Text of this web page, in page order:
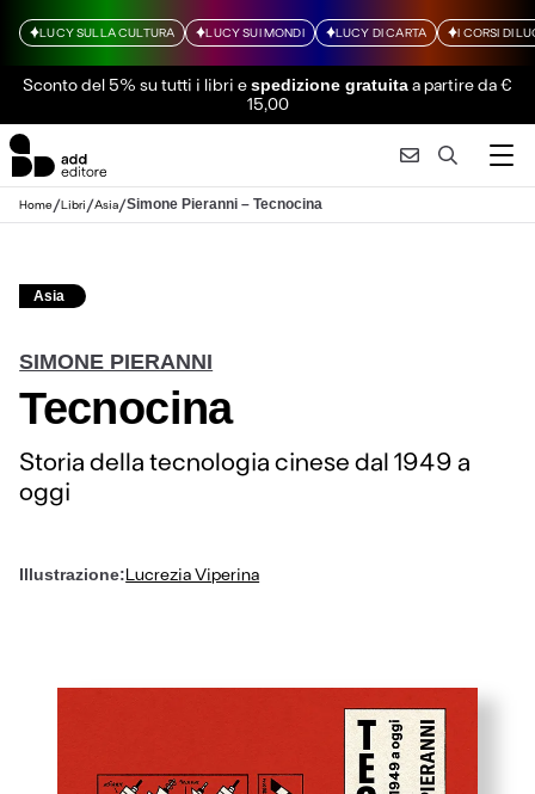
LUCY SULLA CULTURA LUCY SUI MONDI LUCY DI CARTA I CORSI DI
Sconto del 5% su tutti i libri espedizione gratuitaa partire da €
15,00
Home/Libri/Asia/Simone Pieranni – Tecnocina
Asia
SIMONE PIERANNI
Tecnocina
Storia della tecnologia cinese dal 1949 a
oggi
Illustrazione:Lucrezia Viperina